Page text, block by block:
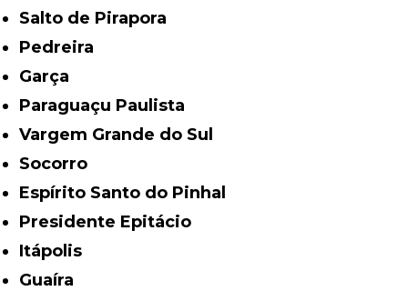
Salto de Pirapora
Pedreira
Garça
Paraguaçu Paulista
Vargem Grande do Sul
Socorro
Espírito Santo do Pinhal
Presidente Epitácio
Itápolis
Guaíra